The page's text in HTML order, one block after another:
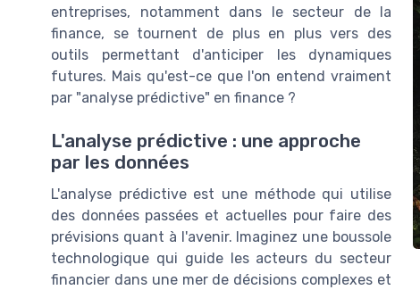
entreprises, notamment dans le secteur de la
finance, se tournent de plus en plus vers des
outils permettant d'anticiper les dynamiques
futures. Mais qu'est-ce que l'on entend vraiment
par "analyse prédictive" en finance ?
L'analyse prédictive : une approche
par les données
L'analyse prédictive est une méthode qui utilise
des données passées et actuelles pour faire des
prévisions quant à l'avenir. Imaginez une boussole
technologique qui guide les acteurs du secteur
financier dans une mer de décisions complexes et